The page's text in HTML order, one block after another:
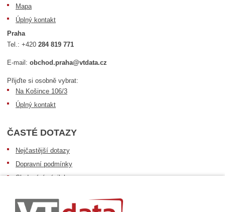
Mapa
Úplný kontakt
Praha
Tel.:+420284 819 771
E-mail:obchod.praha@vtdata.cz
Přijďte si osobně vybrat:
Na Košince 106/3
Úplný kontakt
ČASTÉ DOTAZY
Nejčastější dotazy
Dopravní podmínky
Sledování zásilek
Informace k dostupnosti zboží